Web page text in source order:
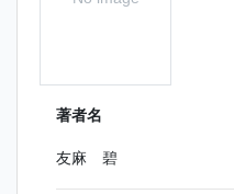
著者名
友麻 碧